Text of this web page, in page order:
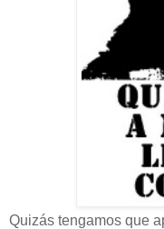
Quizás tengamos que